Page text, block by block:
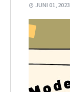
JUNI 01, 2023